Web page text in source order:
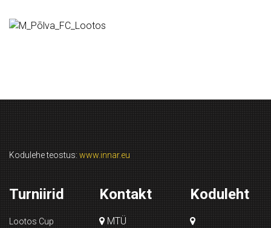
Kodulehe teostus: www.innar.eu
Turniirid
Lootos Cup
Kontakt
MTÜ
Koduleht